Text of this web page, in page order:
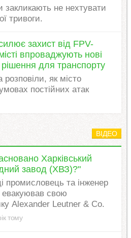
закликають не нехтувати
тривоги.
захист від FPV-
впроваджують нові
рішення для транспорту
як місто
постійних атак
ВІДЕО
Харківський
завод (ХВЗ)?"
промисловець та інженер
свою
Alexander Leutner & Co.
тому